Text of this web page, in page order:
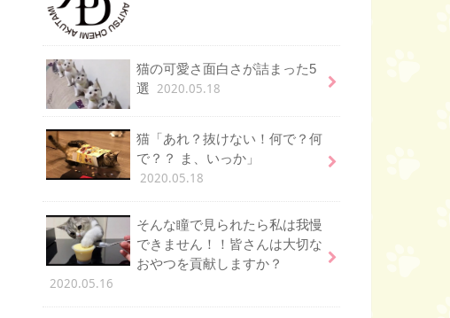
猫の可愛さ面白さが詰まった5
選 2020.05.18
猫「あれ？抜けない！何で？何
で？？ ま、いっか」
2020.05.18
そんな瞳で見られたら私は我慢
できません！！皆さんは大切な
おやつを貢献しますか？
2020.05.16